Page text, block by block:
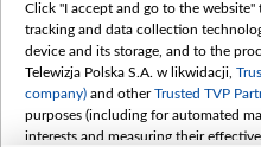
Click "I accept and go to the
tracking and data collection
device and its storage, and to the
Telewizja Polska S.A. w likwidacji,
company) and otherTrusted TVP
purposes (including for automated
interests and measuring their